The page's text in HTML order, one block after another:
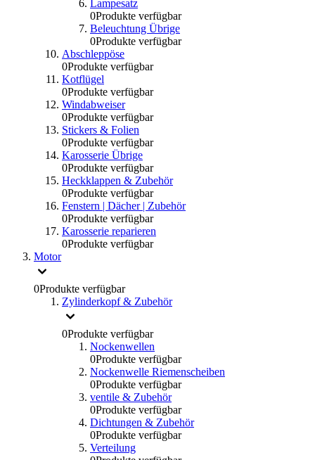
Lampesatz
0Produkte verfügbar
Beleuchtung Übrige
0Produkte verfügbar
Abschleppöse
0Produkte verfügbar
Kotflügel
0Produkte verfügbar
Windabweiser
0Produkte verfügbar
Stickers & Folien
0Produkte verfügbar
Karosserie Übrige
0Produkte verfügbar
Heckklappen & Zubehör
0Produkte verfügbar
Fenstern | Dächer | Zubehör
0Produkte verfügbar
Karosserie reparieren
0Produkte verfügbar
Motor
0Produkte verfügbar
Zylinderkopf & Zubehör
0Produkte verfügbar
Nockenwellen
0Produkte verfügbar
Nockenwelle Riemenscheiben
0Produkte verfügbar
ventile & Zubehör
0Produkte verfügbar
Dichtungen & Zubehör
0Produkte verfügbar
Verteilung